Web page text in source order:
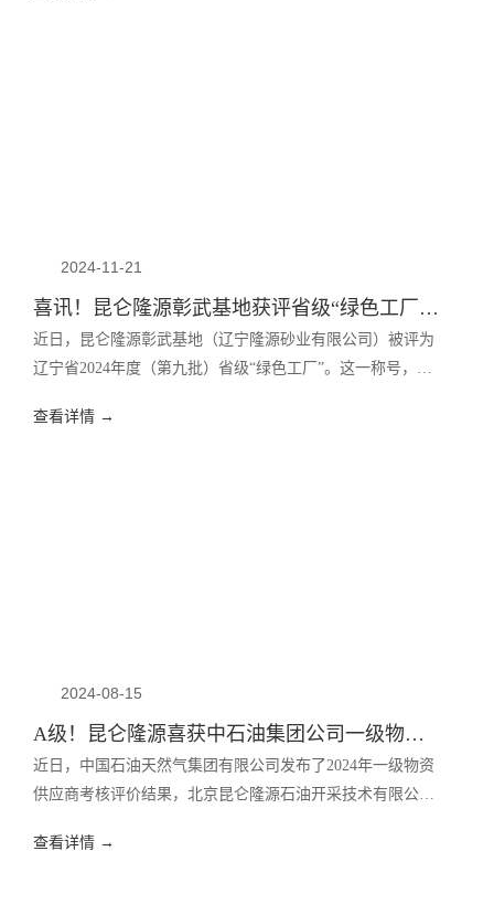
2024-11-21
喜讯！昆仑隆源彰武基地获评省级“绿色工厂”称号
近日，昆仑隆源彰武基地（辽宁隆源砂业有限公司）被评为
辽宁省2024年度（第九批）省级“绿色工厂”。这一称号，是
的高度肯定，标志着昆仑隆源彰武基地生产运营切实达到国
查看详情 →
2024-08-15
A级！昆仑隆源喜获中石油集团公司一级物资供应商考评最佳成绩
近日，中国石油天然气集团有限公司发布了2024年一级物资
供应商考核评价结果，北京昆仑隆源石油开采技术有限公司
查看详情 →